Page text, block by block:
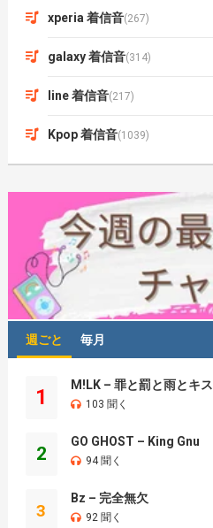
xperia 着信音(267)
galaxy 着信音(314)
line 着信音(217)
Kpop 着信音(1039)
週ごと 毎月
1
M!LK – 罪と罰と雨とキス
103 聞く
2
GO GHOST – King Gnu
94 聞く
3
Bz – 完全無欠
92 聞く